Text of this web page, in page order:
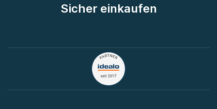
Sicher einkaufen